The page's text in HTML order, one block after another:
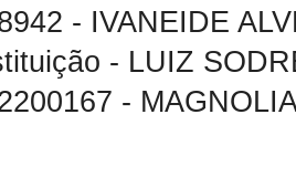
- IVANEIDE
- LUIZ
-